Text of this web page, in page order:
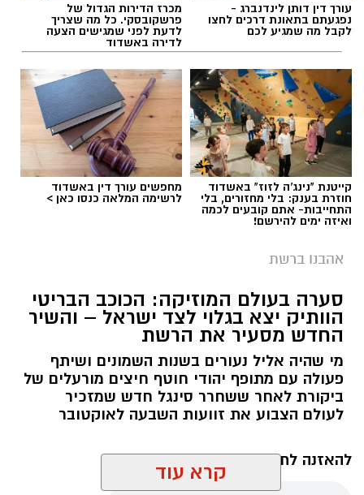
עורך דין דותן לינדנברג -
נפגעתם בתאונת דרכים לחצו
לקבל מה שמגיע לכם
מכרז הדירות הגדול של
פרשקובסקי. כל מה שצריך
לדעת לפני שמגישים הצעה
לדירה באשדוד
קייטנת "נינג'ה לזוז" באשדוד
חוזרת בענק: בלי מחזורים, בלי
התחייבות- אתם קובעים לכמה
ואיזה ימים להירשם!
מחפשים עורך דין באשדוד
לרשימה המלאה כנסו כאן >
אהבנו ברשת
סערה בעולם המוזיקה: הכוכב הבריטי
הוותיק יצא בגלוי לצד ישראל – והשיר
החדש מסעיר את הרשת
מי שהיה אליל נעורים בשנות השמונים ושיתף
פעולה עם מתופף יהודי חוטף חיצים מורעלים של
ביקורת לאחר ששחרר סינגל חדש שמזכיר
לעולם הצבוע את זוועות השבעה לאוקטובר
להאזנה לתוכן: קרא עוד